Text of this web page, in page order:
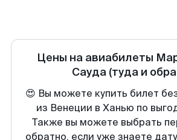
Цены на авиабилеты
Сауда (туда и
😍 Вы можете купить билет
из Венеции в Ханью по
Также вы можете выбрать
обратно, если уже знаете